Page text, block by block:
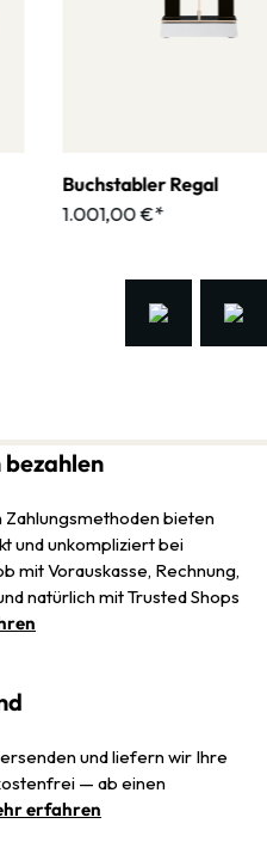
Buchstabler Regal
1.001,00 €*
bieten
und unkompliziert bei
mit Vorauskasse, Rechnung,
natürlich mit Trusted Shops
und liefern wir Ihre
— ab einen
erfahren